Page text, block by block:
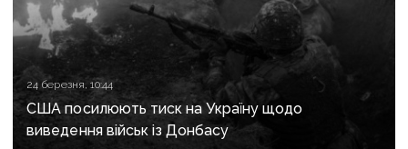
24 березня, 10:44
США посилюють тиск на Україну щодо
виведення військ із Донбасу